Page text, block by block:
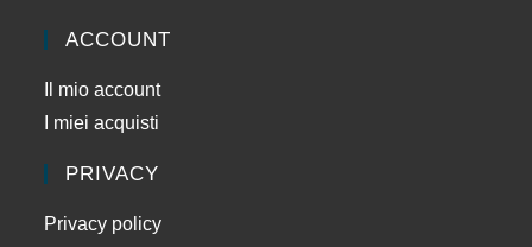
ACCOUNT
Il mio account
I miei acquisti
PRIVACY
Privacy policy